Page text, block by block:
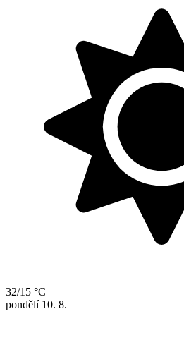
32/15 °C
pondělí 10. 8.